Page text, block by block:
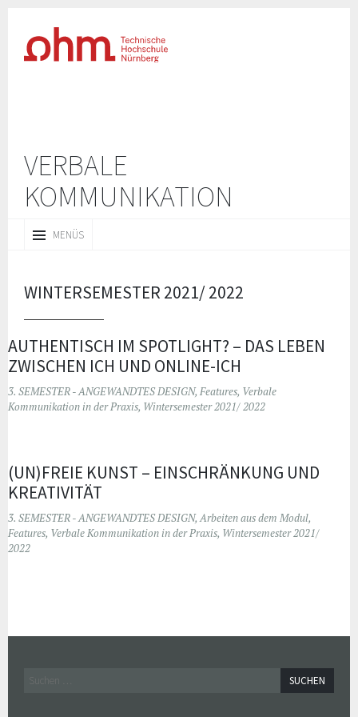
VERBALE
KOMMUNIKATION
MENÜS
INHALT
WINTERSEMESTER 2021/ 2022
AUTHENTISCH IM SPOTLIGHT? – DAS LEBEN
ZWISCHEN ICH UND ONLINE-ICH
3. SEMESTER - ANGEWANDTES DESIGN, Features, Verbale
Kommunikation in der Praxis, Wintersemester 2021/ 2022
(UN)FREIE KUNST – EINSCHRÄNKUNG UND
KREATIVITÄT
3. SEMESTER - ANGEWANDTES DESIGN, Arbeiten aus dem Modul,
Features, Verbale Kommunikation in der Praxis, Wintersemester 2021/
2022